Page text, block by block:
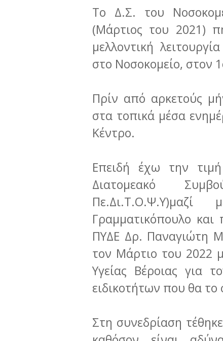
Το Δ.Σ. του
(Μάρτιος του 2021)
μελλοντική
στο Νοσοκομείο, στον
Πρίν από αρκετούς
στα τοπικά μέσα
Κέντρο.
Επειδή έχω την
Διατομεακό
Γραμματικόπουλο και
ΠΥΔΕ Δρ. Παναγιώτη
τον Μάρτιο του 2022
Υγείας Βέροιας για
ειδικοτήτων που θα
Στη συνεδρίαση